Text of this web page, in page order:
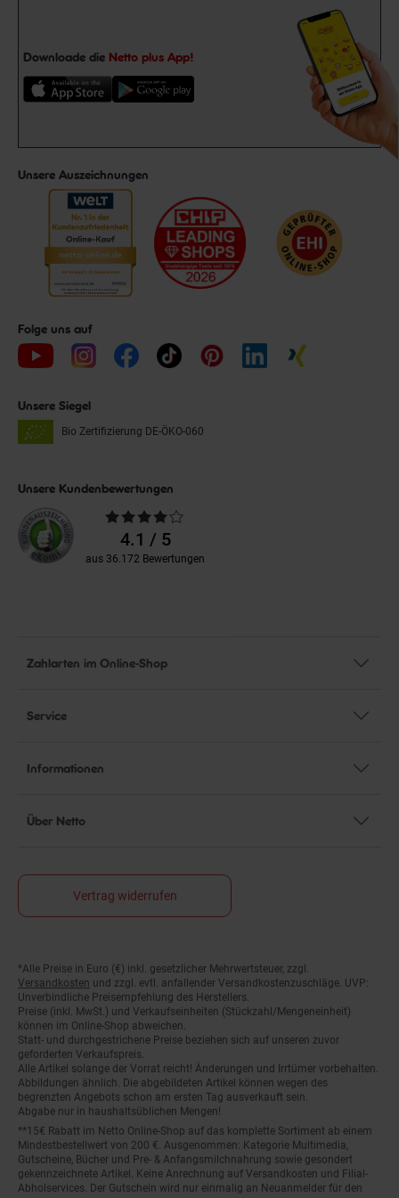
Downloade die Netto plus App!
Unsere Auszeichnungen
Folge uns auf
Unsere Siegel
Bio Zertifizierung DE-ÖKO-060
Unsere Kundenbewertungen
Durchschnittliche
Bewertungen4.1 / 5
aus 36.172 Bewertungen
Zahlarten im Online-Shop
Service
Informationen
Über Netto
Vertrag widerrufen
Fußnoten
*Alle Preise in Euro (€) inkl. gesetzlicher Mehrwertsteuer, zzgl.
Versandkosten und zzgl. evtl. anfallender Versandkostenzuschläge. UVP:
Unverbindliche Preisempfehlung des Herstellers.
Preise (inkl. MwSt.) und Verkaufseinheiten (Stückzahl/Mengeneinheit)
können im Online-Shop abweichen.
Statt- und durchgestrichene Preise beziehen sich auf unseren zuvor
geforderten Verkaufspreis.
Alle Artikel solange der Vorrat reicht! Änderungen und Irrtümer vorbehalten.
Abbildungen ähnlich. Die abgebildeten Artikel können wegen des
begrenzten Angebots schon am ersten Tag ausverkauft sein.
Abgabe nur in haushaltsüblichen Mengen!
**15€ Rabatt im Netto Online-Shop auf das komplette Sortiment ab einem
Mindestbestellwert von 200 €. Ausgenommen: Kategorie Multimedia,
Gutscheine, Bücher und Pre- & Anfangsmilchnahrung sowie gesondert
gekennzeichnete Artikel. Keine Anrechnung auf Versandkosten und Filial-
Abholservices. Der Gutschein wird nur einmalig an Neuanmelder für den